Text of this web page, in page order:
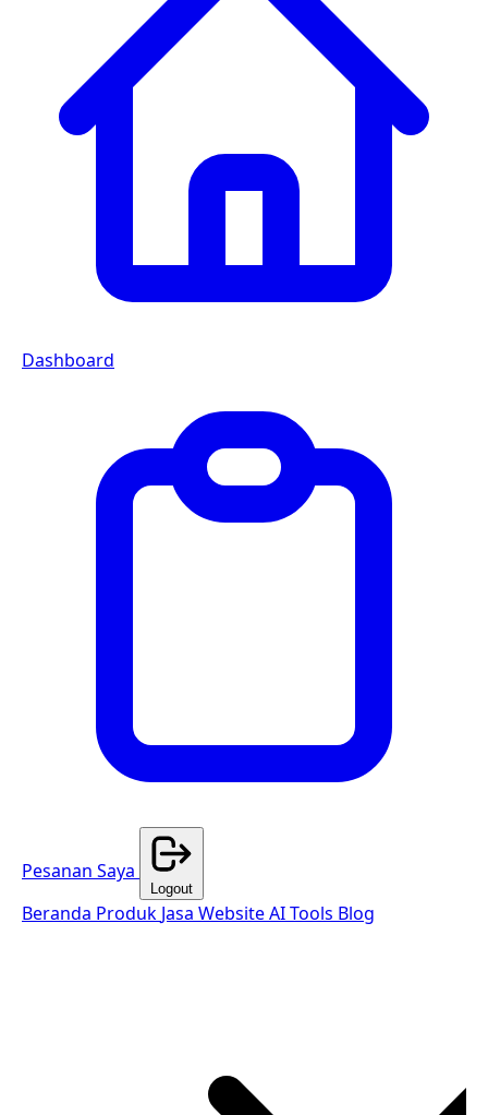
Dashboard
Pesanan Saya
Logout
Beranda Produk Jasa WebsiteAI Tools Blog